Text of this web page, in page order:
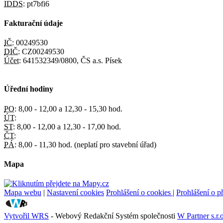
IDDS: pt7bfi6
Fakturační údaje
IČ: 00249530
DIČ: CZ00249530
Účet: 641532349/0800, ČS a.s. Písek
Úřední hodiny
PO: 8,00 - 12,00 a 12,30 - 15,30 hod.
ÚT:
ST: 8,00 - 12,00 a 12,30 - 17,00 hod.
ČT:
PÁ: 8,00 - 11,30 hod. (neplatí pro stavební úřad)
Mapa
Mapa webu | Nastavení cookies Prohlášení o cookies | Prohlášení o
Vytvořil WRS - Webový Redakční Systém společnosti W Partner